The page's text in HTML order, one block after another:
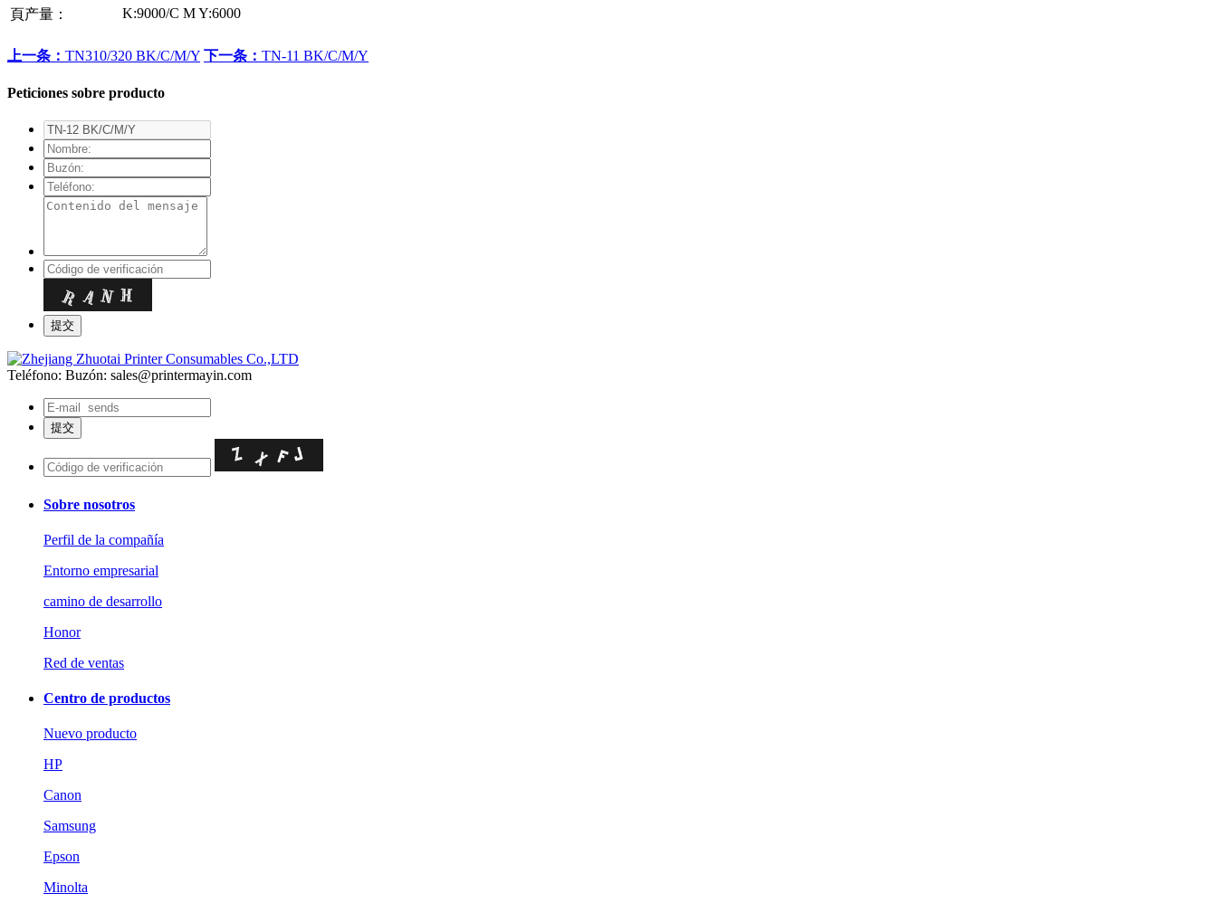
頁产量：
K:9000/C M Y:6000
上一条： TN310/320 BK/C/M/Y 下一条： TN-11 BK/C/M/Y
Peticiones sobre producto
Teléfono: Buzón: sales@printermayin.com
Sobre nosotros
Perfil de la compañía
Entorno empresarial
camino de desarrollo
Honor
Red de ventas
Centro de productos
Nuevo producto
HP
Canon
Samsung
Epson
Minolta